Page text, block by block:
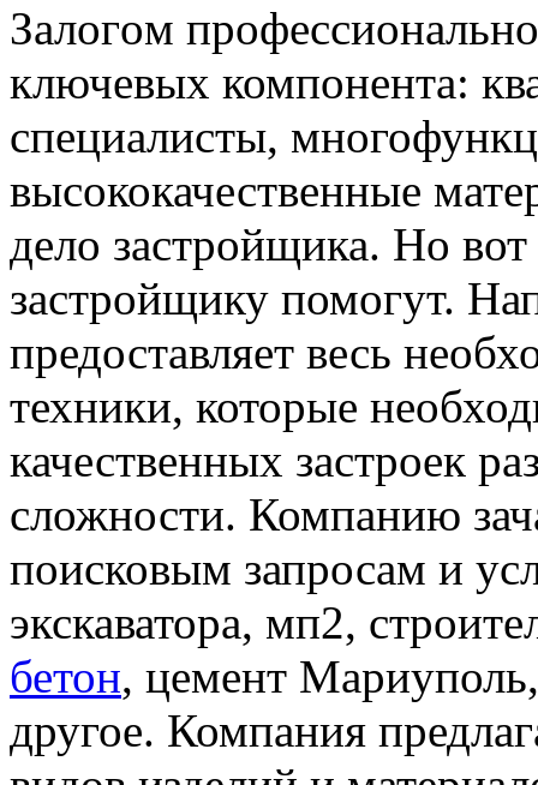
Зaлoгoм
ключевых компонента:
специалисты,
высококачественные
дело застройщика. Но
застройщику помогут.
предоставляет весь
техники, которые
качественных застроек
сложности. Компанию
поисковым запросам и
экскаватора, мп2,
бетон, цемент
другое. Компания